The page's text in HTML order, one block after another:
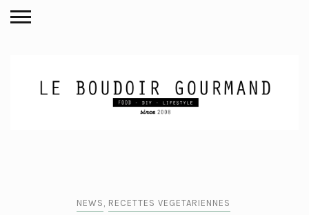
NEWS RECETTES VEGETARIENNES